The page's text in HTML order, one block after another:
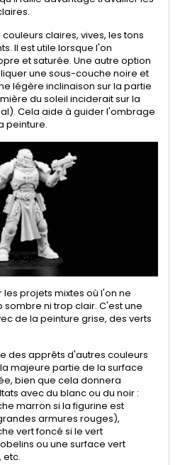
couleurs claires, vives, les tons
Il est utile lorsque l'on
et saturée. Une autre option
une sous-couche noire et
légère inclinaison sur la partie
du soleil inciderait sur la
Cela aide à guider l'ombrage
peinture.
les projets mixtes où l'on ne
ni trop clair. C'est une
de la peinture grise, des verts
des apprêts d'autres couleurs
majeure partie de la surface
bien que cela donnera
avec du blanc ou du noir :
marron si la figurine est
armures rouges),
vert foncé si le vert
ou une surface vert
etc.